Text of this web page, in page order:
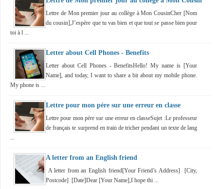
Lettre de Mon premier jour au collège à Mon CousinCher [Nom
du cousin],J’espère que tu vas bien et que tout se passe bien pour
toi à l ...
Letter about Cell Phones - Benefits
Letter about Cell Phones - BenefitsHello! My name is [Your
Name], and today, I want to share a bit about my mobile phone.
My phone is ...
Lettre pour mon pére sur une erreur en classe
Lettre pour mon pére sur une erreur en classeSujet :Le professeur
de français te surprend en train de tricher pendant un texte de lang
A letter from an English friend
A letter from an English friend[Your Friend’s Address] [City,
Postcode] [Date]Dear [Your Name],I hope thi ...